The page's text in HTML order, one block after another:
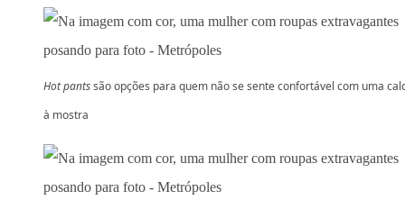
Hot pantssão opções para quem não se sente confortável com uma
à mostra